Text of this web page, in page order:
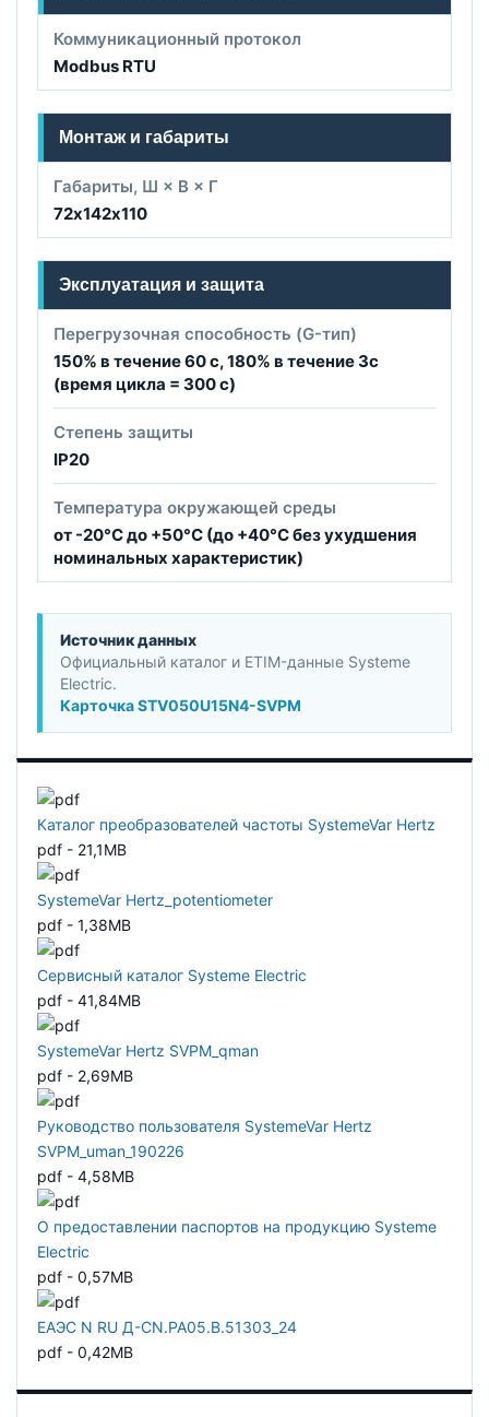
Коммуникационный протокол
Modbus RTU
Монтаж и габариты
Габариты, Ш × В × Г
72х142х110
Эксплуатация и защита
Перегрузочная способность (G-тип)
150% в течение 60 с, 180% в течение 3с
(время цикла = 300 с)
Степень защиты
IP20
Температура окружающей среды
от -20°C до +50°C (до +40°C без ухудшения
номинальных характеристик)
Источник данных
Официальный каталог и ETIM-данные Systeme
Electric.
Карточка STV050U15N4-SVPM
Каталог преобразователей частоты SystemeVar Hertz
pdf - 21,1MB
SystemeVar Hertz_potentiometer
pdf - 1,38MB
Сервисный каталог Systeme Electric
pdf - 41,84MB
SystemeVar Hertz SVPM_qman
pdf - 2,69MB
Руководство пользователя SystemeVar Hertz
SVPM_uman_190226
pdf - 4,58MB
О предоставлении паспортов на продукцию Systeme
Electric
pdf - 0,57MB
ЕАЭС N RU Д-CN.РА05.В.51303_24
pdf - 0,42MB